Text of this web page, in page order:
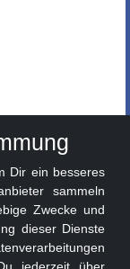
Dir ein besseres
sammeln
Zwecke und
dieser Dienste